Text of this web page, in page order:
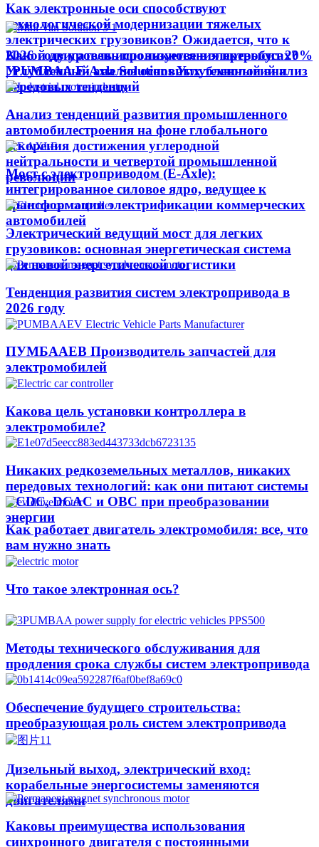
Как электронные оси способствуют
технологической модернизации тяжелых
электрических грузовиков? Ожидается, что к
2026 году уровень проникновения превысит 20%
| PUMBAA E-Axle Solutions Углубленный анализ
Какой двигатель используется в электробусах?
Углубленный анализ основных технологий и
передовых тенденций
Анализ тенденций развития промышленного
автомобилестроения на фоне глобального
ускорения достижения углеродной
нейтральности и четвертой промышленной
революции
Мост с электроприводом (E-Axle):
интегрированное силовое ядро, ведущее к
трансформации электрификации коммерческих
автомобилей
Электрический ведущий мост для легких
грузовиков: основная энергетическая система
для новой энергетической логистики
Тенденция развития систем электропривода в
2026 году
ПУМБААЕВ Производитель запчастей для
электромобилей
Какова цель установки контроллера в
электромобиле?
Никаких редкоземельных металлов, никаких
передовых технологий: как они питают системы
DCDC, DCAC и OBC при преобразовании
энергии
Как работает двигатель электромобиля: все, что
вам нужно знать
Что такое электронная ось?
Методы технического обслуживания для
продления срока службы систем электропривода
Обеспечение будущего строительства:
преобразующая роль систем электропривода
Дизельный выход, электрический вход:
корабельные энергосистемы заменяются
двигателями
Каковы преимущества использования
синхронного двигателя с постоянными